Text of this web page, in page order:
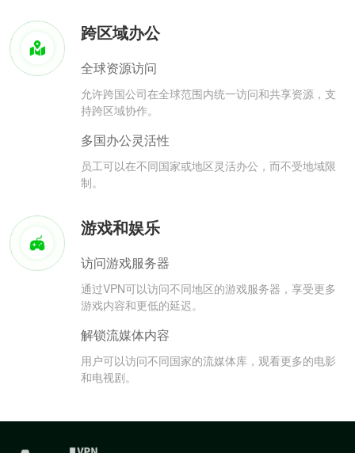
跨区域办公
全球资源访问
允许跨国公司在全球范围内统一访问和共享资源，支
持跨区域协作。
多国办公灵活性
员工可以在不同国家或地区灵活办公，而不受地域限
制。
游戏和娱乐
访问游戏服务器
通过VPN可以访问不同地区的游戏服务器，享受更多
游戏内容和更低的延迟。
解锁流媒体内容
用户可以访问不同国家的流媒体库，观看更多的电影
和电视剧。